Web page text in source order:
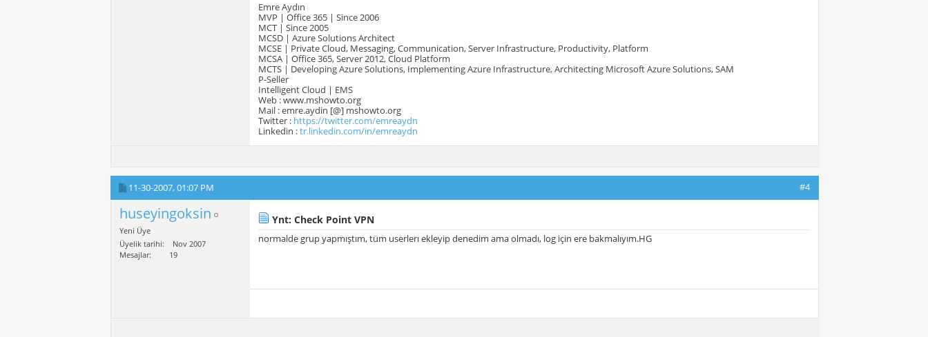
Emre Aydın
MVP | Office 365 | Since 2006
MCT | Since 2005
MCSD | Azure Solutions Architect
MCSE | Private Cloud, Messaging, Communication, Server Infrastructure, Productivity, Platform
MCSA | Office 365, Server 2012, Cloud Platform
MCTS | Developing Azure Solutions, Implementing Azure Infrastructure, Architecting Microsoft Azure Solutions, SAM
P-Seller
Intelligent Cloud | EMS
Web : www.mshowto.org
Mail : emre.aydin [@] mshowto.org
Twitter : https://twitter.com/emreaydn
Linkedin :tr.linkedin.com/in/emreaydn
11-30-2007,01:07 PM #4
huseyingoksin
Yeni Üye
Üyelik tarihi
Nov 2007
Mesajlar
19
Ynt: Check Point VPN
normalde grup yapmıştım, tüm userlerı ekleyip denedim ama olmadı, log için ere bakmalıyım.HG